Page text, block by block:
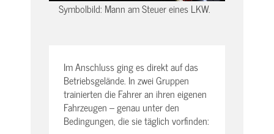
Symbolbild: Mann am Steuer eines LKW.
Im Anschluss ging es direkt auf das
Betriebsgelände. In zwei Gruppen
trainierten die Fahrer an ihren eigenen
Fahrzeugen – genau unter den
Bedingungen, die sie täglich vorfinden: